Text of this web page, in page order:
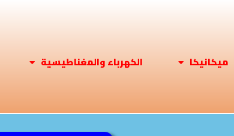
ميكانيكا الكهرباء والمغناطيسية